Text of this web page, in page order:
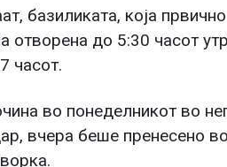
базиликата, која првично
отворена до 5:30 часот
часот.
во понеделникот во
вчера беше пренесено во